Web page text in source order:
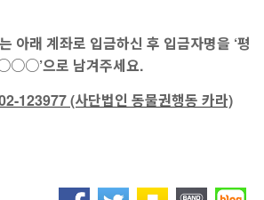
아래 계좌로 입금하신 후 입금자명을 ‘평
으로 남겨주세요.
123977 (사단법인 동물권행동 카라)